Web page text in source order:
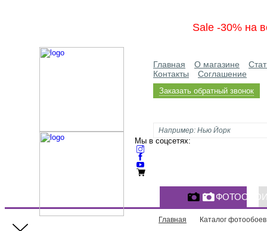
Sale -30% на
Главная О магазине
Контакты
Соглашение
Заказать обратный звонок
Мы в соцсетях:
Главная Каталог фотообоев